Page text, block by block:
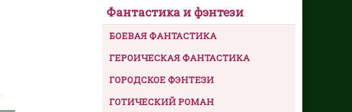
Фантастика и фэнтези
БОЕВАЯ ФАНТАСТИКА
ГЕРОИЧЕСКАЯ ФАНТАСТИКА
ГОРОДСКОЕ ФЭНТЕЗИ
ГОТИЧЕСКИЙ РОМАН